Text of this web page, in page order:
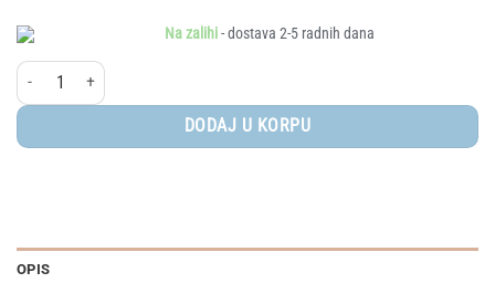
Na zalihi- dostava 2-5 radnih dana
FreeON® Kadica na postolju i podloga za presvlačenje količina
DODAJ U KORPU
OPIS